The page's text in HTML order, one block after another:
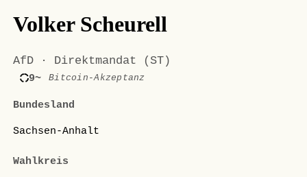
Volker Scheurell
AfD · Direktmandat (ST)
9~ Bitcoin-Akzeptanz
Bundesland
Sachsen-Anhalt
Wahlkreis